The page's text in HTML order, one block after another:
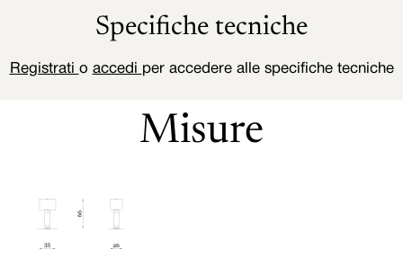
Specifiche tecniche
Registrati o accedi per accedere alle specifiche tecniche
Misure